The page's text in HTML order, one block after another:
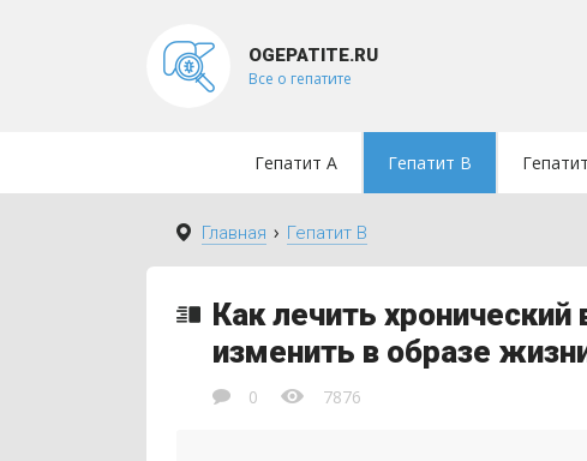
OGEPATITE.RU
Все о гепатите
Гепатит A Гепатит B
Главная › Гепатит B
Как лечить хронический
изменить в образе
0 7876